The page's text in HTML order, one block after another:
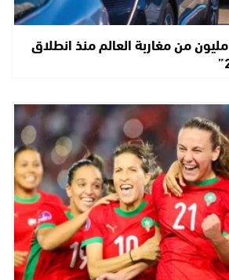
دخول أزيد من 2,7 مليون من مغاربة العالم منذ انطلاق